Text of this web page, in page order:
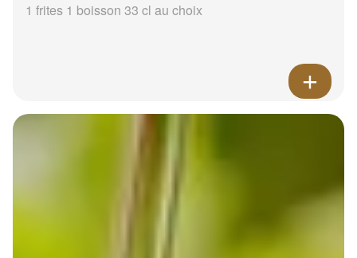
1 frites 1 boisson 33 cl au choix